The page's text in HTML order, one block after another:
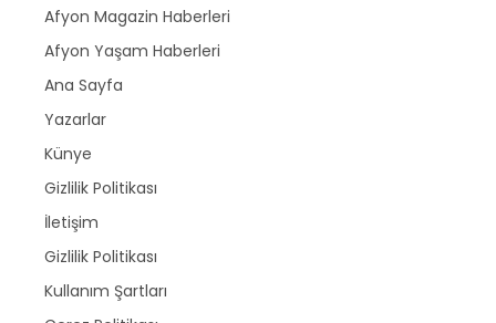
Afyon Magazin Haberleri
Afyon Yaşam Haberleri
Ana Sayfa
Yazarlar
Künye
Gizlilik Politikası
İletişim
Gizlilik Politikası
Kullanım Şartları